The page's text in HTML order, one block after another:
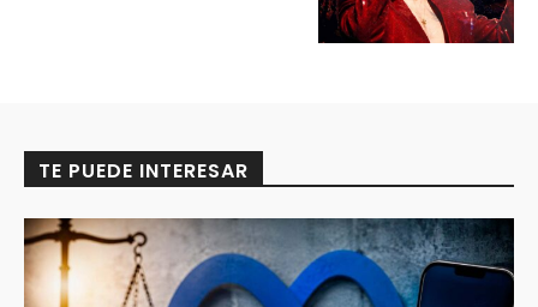
TE PUEDE INTERESAR